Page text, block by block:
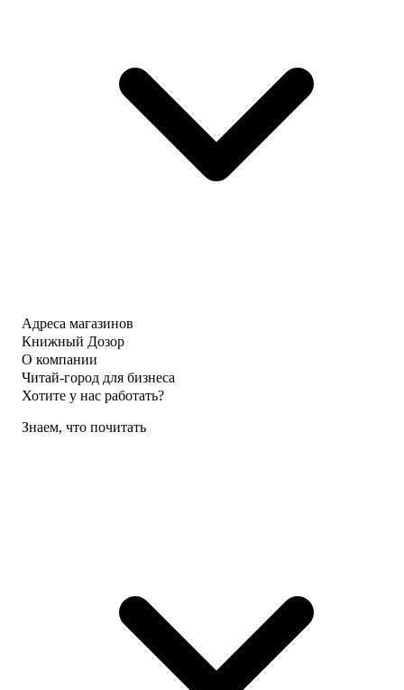
Адреса магазинов
Книжный Дозор
О компании
Читай-город для бизнеса
Хотите у нас работать?
Знаем, что почитать